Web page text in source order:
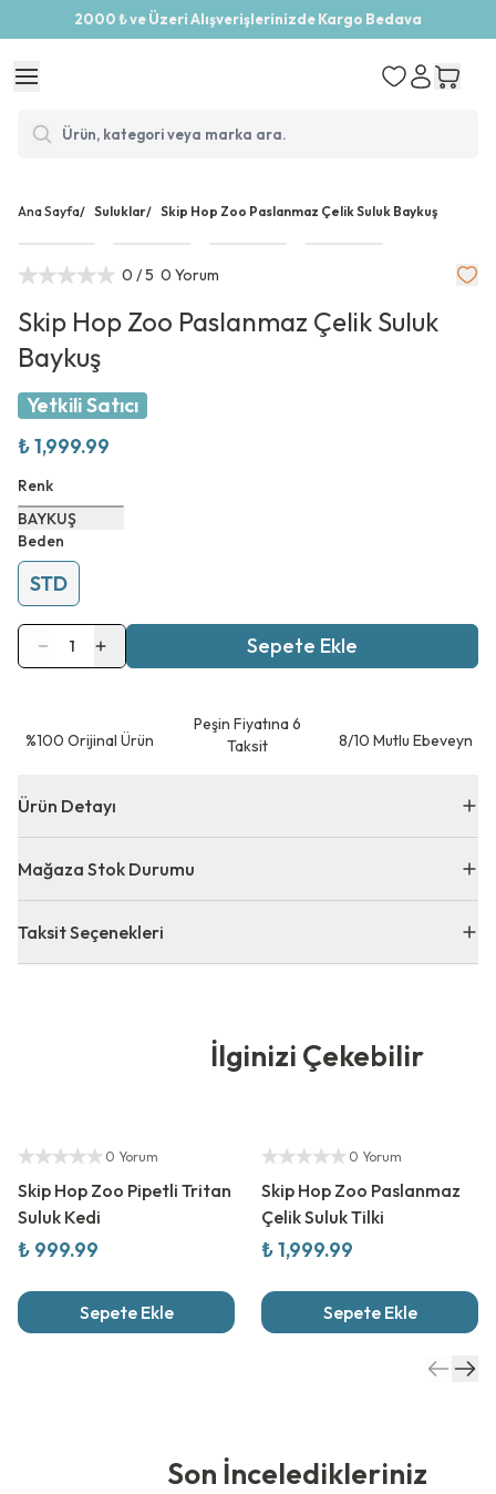
2000 ₺ ve Üzeri Alışverişlerinizde Kargo Bedava
Ana Sayfa/ Suluklar/ Skip Hop Zoo Paslanmaz Çelik Suluk Baykuş
0 / 5 0 Yorum
Skip Hop Zoo Paslanmaz Çelik Suluk
Baykuş
Yetkili Satıcı
₺ 1,999.99
Renk
BAYKUŞ
Beden
STD
1 Sepete Ekle
⁠%100 Orijinal Ürün
Peşin Fiyatına 6
Taksit
8/10 Mutlu Ebeveyn
Ürün Detayı
Mağaza Stok Durumu
Taksit Seçenekleri
İlginizi Çekebilir
0 Yorum
Skip Hop Zoo Pipetli Tritan
Suluk Kedi
₺ 999.99
Sepete Ekle
0 Yorum
Skip Hop Zoo Paslanmaz
Çelik Suluk Tilki
₺ 1,999.99
Sepete Ekle
Son İnceledikleriniz